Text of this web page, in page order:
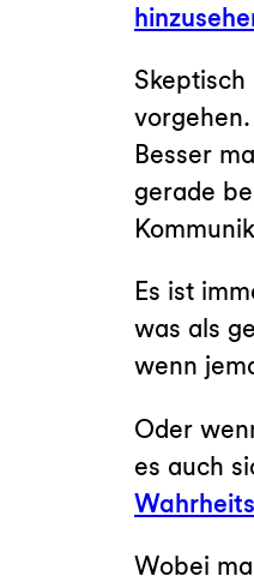
vorgehen.
Besser
gerade
Es ist
was als
wenn
Oder
es auch
Wobei